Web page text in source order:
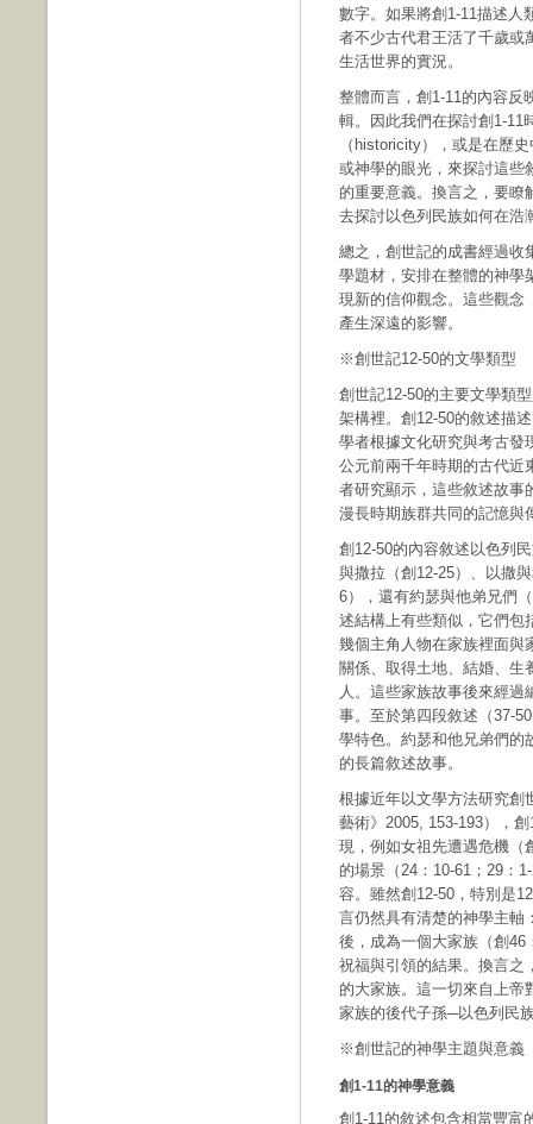
數字。如果將創1-11描述人
者不少古代君王活了千歲或
生活世界的實況。
整體而言，創1-11的內容反
輯。因此我們在探討創1-11
（historicity），或是在歷
或神學的眼光，來探討這些
的重要意義。換言之，要瞭
去探討以色列民族如何在浩
總之，創世記的成書經過收
學題材，安排在整體的神學
現新的信仰觀念。這些觀念
產生深遠的影響。
※創世記12-50的文學類型
創世記12-50的主要文學類
架構裡。創12-50的敘述描
學者根據文化研究與考古發
公元前兩千年時期的古代近
者研究顯示，這些敘述故事
漫長時期族群共同的記憶與
創12-50的內容敘述以色列
與撒拉（創12-25）、以撒
6），還有約瑟與他弟兄們
述結構上有些類似，它們包
幾個主角人物在家族裡面與
關係、取得土地、結婚、生
人。這些家族故事後來經
事。至於第四段敘述（37-
學特色。約瑟和他兄弟們的
的長篇敘述故事。
根據近年以文學方法研究創
藝術》2005, 153-193），
現，例如女祖先遭遇危機（
的場景（24：10-61；29：
容。雖然創12-50，特別是
言仍然具有清楚的神學主軸
後，成為一個大家族（創46
祝福與引領的結果。換言之
的大家族。這一切來自上帝
家族的後代子孫─以色列民
※創世記的神學主題與意義
創1-11的神學意義
創1-11的敘述包含相當豐富